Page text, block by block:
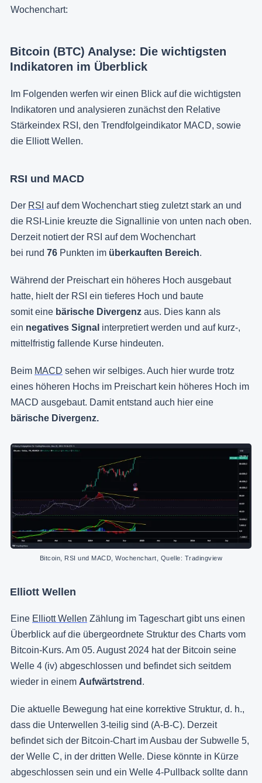
Wochenchart:
Bitcoin (BTC) Analyse: Die wichtigsten
Indikatoren im Überblick
Im Folgenden werfen wir einen Blick auf die wichtigsten
Indikatoren und analysieren zunächst den Relative
Stärkeindex RSI, den Trendfolgeindikator MACD, sowie
die Elliott Wellen.
RSI und MACD
Der RSI auf dem Wochenchart stieg zuletzt stark an und
die RSI-Linie kreuzte die Signallinie von unten nach oben.
Derzeit notiert der RSI auf dem Wochenchart
bei rund 76 Punkten im überkauften Bereich.
Während der Preischart ein höheres Hoch ausgebaut
hatte, hielt der RSI ein tieferes Hoch und baute
somit eine bärische Divergenz aus. Dies kann als
ein negatives Signal interpretiert werden und auf kurz-,
mittelfristig fallende Kurse hindeuten.
Beim MACD sehen wir selbiges. Auch hier wurde trotz
eines höheren Hochs im Preischart kein höheres Hoch im
MACD ausgebaut. Damit entstand auch hier eine
bärische Divergenz.
Bitcoin, RSI und MACD, Wochenchart, Quelle: Tradingview
Elliott Wellen
Eine Elliott Wellen Zählung im Tageschart gibt uns einen
Überblick auf die übergeordnete Struktur des Charts vom
Bitcoin-Kurs. Am 05. August 2024 hat der Bitcoin seine
Welle 4 (iv) abgeschlossen und befindet sich seitdem
wieder in einem Aufwärtstrend .
Die aktuelle Bewegung hat eine korrektive Struktur, d. h.,
dass die Unterwellen 3-teilig sind (A-B-C). Derzeit
befindet sich der Bitcoin-Chart im Ausbau der Subwelle 5,
der Welle C, in der dritten Welle. Diese könnte in Kürze
abgeschlossen sein und ein Welle 4-Pullback sollte dann